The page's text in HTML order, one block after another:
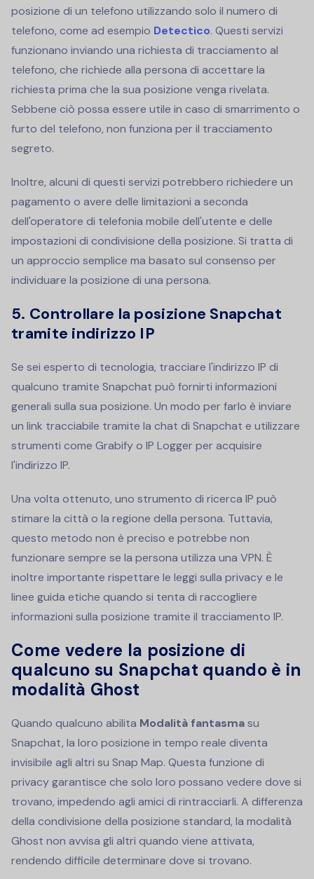
posizione di un telefono utilizzando solo il numero di
telefono, come ad esempio Detectico. Questi servizi
funzionano inviando una richiesta di tracciamento al
telefono, che richiede alla persona di accettare la
richiesta prima che la sua posizione venga rivelata.
Sebbene ciò possa essere utile in caso di smarrimento o
furto del telefono, non funziona per il tracciamento
segreto.
Inoltre, alcuni di questi servizi potrebbero richiedere un
pagamento o avere delle limitazioni a seconda
dell'operatore di telefonia mobile dell'utente e delle
impostazioni di condivisione della posizione. Si tratta di
un approccio semplice ma basato sul consenso per
individuare la posizione di una persona.
5. Controllare la posizione Snapchat
tramite indirizzo IP
Se sei esperto di tecnologia, tracciare l'indirizzo IP di
qualcuno tramite Snapchat può fornirti informazioni
generali sulla sua posizione. Un modo per farlo è inviare
un link tracciabile tramite la chat di Snapchat e utilizzare
strumenti come Grabify o IP Logger per acquisire
l'indirizzo IP.
Una volta ottenuto, uno strumento di ricerca IP può
stimare la città o la regione della persona. Tuttavia,
questo metodo non è preciso e potrebbe non
funzionare sempre se la persona utilizza una VPN. È
inoltre importante rispettare le leggi sulla privacy e le
linee guida etiche quando si tenta di raccogliere
informazioni sulla posizione tramite il tracciamento IP.
Come vedere la posizione di
qualcuno su Snapchat quando è in
modalità Ghost
Quando qualcuno abilita Modalità fantasmasu
Snapchat, la loro posizione in tempo reale diventa
invisibile agli altri su Snap Map. Questa funzione di
privacy garantisce che solo loro possano vedere dove si
trovano, impedendo agli amici di rintracciarli. A differenza
della condivisione della posizione standard, la modalità
Ghost non avvisa gli altri quando viene attivata,
rendendo difficile determinare dove si trovano.